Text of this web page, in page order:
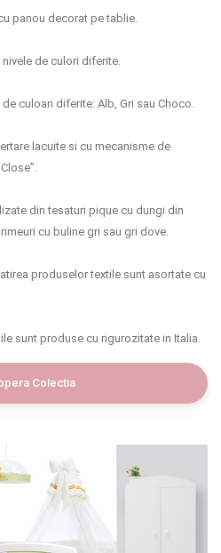
panou decorat pe tablie.
de culori diferite.
culoari diferite: Alb, Gri sau Choco.
lacuite si cu mecanisme de
din tesaturi pique cu dungi din
cu buline gri sau gri dove.
produselor textile sunt asortate cu
sunt produse cu rigurozitate in Italia.
Colectia